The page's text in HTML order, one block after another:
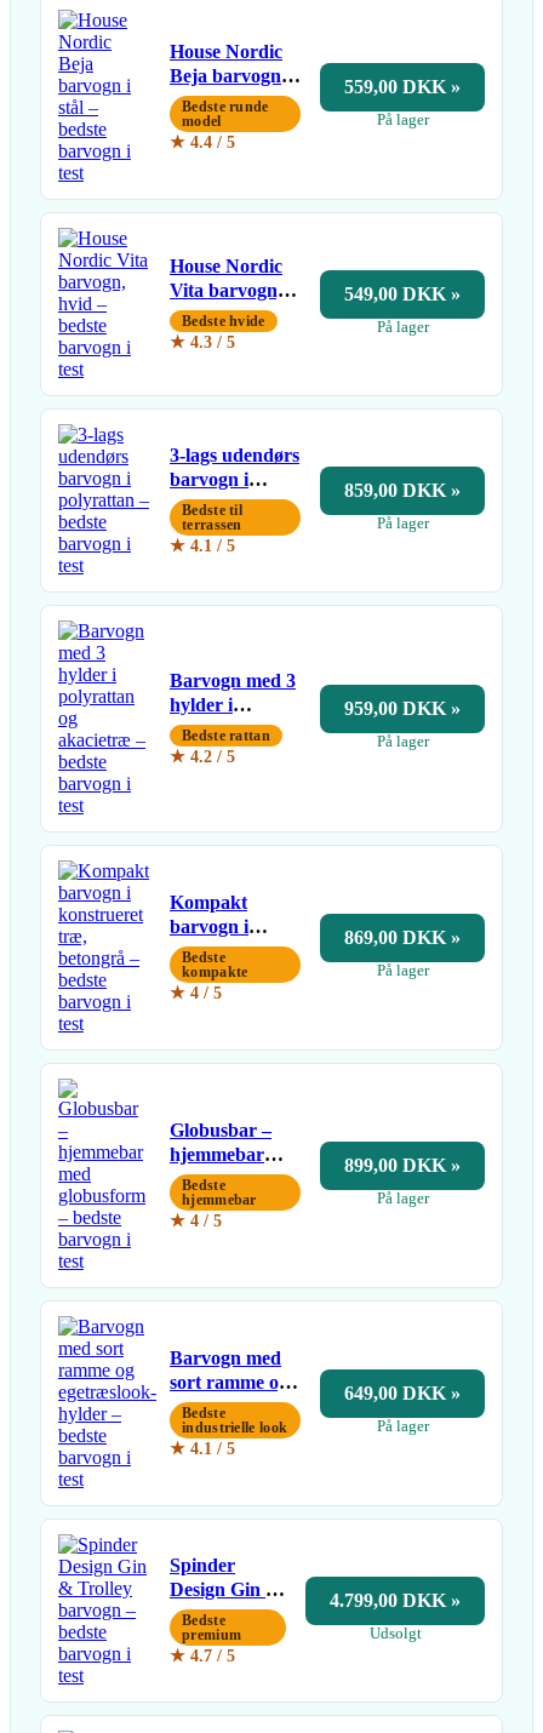
House Nordic
Beja barvogn i
stålBedste runde
model
★ 4.4 / 5
559,00 DKK »
På lager
House Nordic
Vita barvogn,
hvid
Bedste hvide
★ 4.3 / 5
549,00 DKK »
På lager
3-lags udendørs
barvogn i
polyrattan
Bedste til
terrassen
★ 4.1 / 5
859,00 DKK »
På lager
Barvogn med 3
hylder i
polyrattan og
akacietræ
Bedste rattan
★ 4.2 / 5
959,00 DKK »
På lager
Kompakt
barvogn i
konstrueret
træ, betongrå
Bedste
kompakte
★ 4 / 5
869,00 DKK »
På lager
Globusbar –
hjemmebar
med
globusform
Bedste
hjemmebar
★ 4 / 5
899,00 DKK »
På lager
Barvogn med
sort ramme og
egetræslook-
hylder
Bedste
industrielle look
★ 4.1 / 5
649,00 DKK »
På lager
Spinder
Design Gin &
Trolley
barvogn
Bedste
premium
★ 4.7 / 5
4.799,00 DKK »
Udsolgt